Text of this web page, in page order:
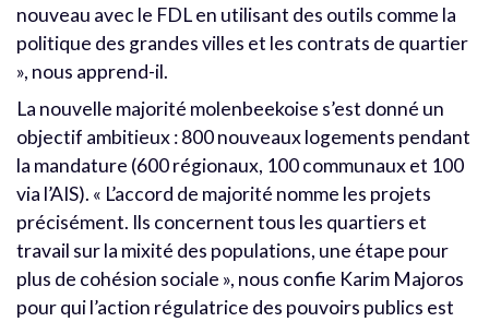
nouveau avec le FDL en utilisant des outils comme la
politique des grandes villes et les contrats de quartier
», nous apprend-il.
La nouvelle majorité molenbeekoise s’est donné un
objectif ambitieux : 800 nouveaux logements pendant
la mandature (600 régionaux, 100 communaux et 100
via l’AIS). « L’accord de majorité nomme les projets
précisément. Ils concernent tous les quartiers et
travail sur la mixité des populations, une étape pour
plus de cohésion sociale », nous confie Karim Majoros
pour qui l’action régulatrice des pouvoirs publics est